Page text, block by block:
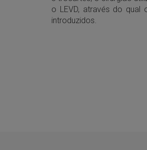
o LEVD, através do qual
introduzidos.